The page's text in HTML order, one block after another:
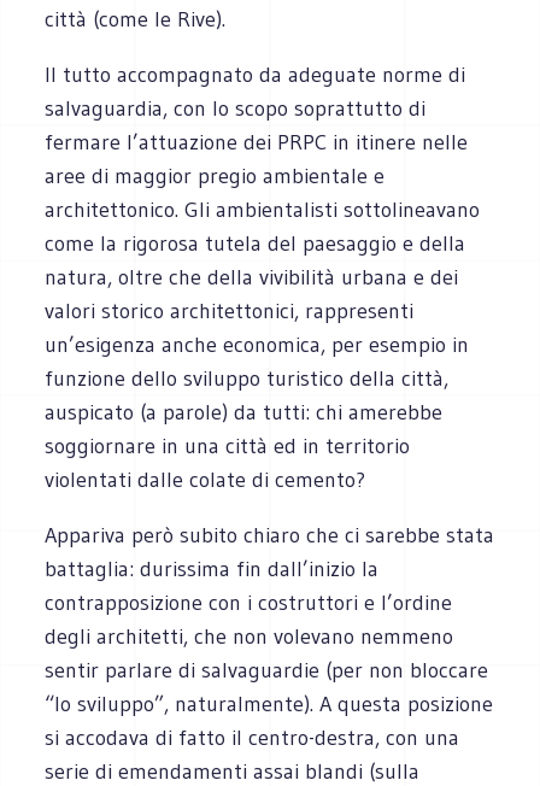
città (come le Rive).
Il tutto accompagnato da adeguate norme di
salvaguardia, con lo scopo soprattutto di
fermare l’attuazione dei PRPC in itinere nelle
aree di maggior pregio ambientale e
architettonico. Gli ambientalisti sottolineavano
come la rigorosa tutela del paesaggio e della
natura, oltre che della vivibilità urbana e dei
valori storico architettonici, rappresenti
un’esigenza anche economica, per esempio in
funzione dello sviluppo turistico della città,
auspicato (a parole) da tutti: chi amerebbe
soggiornare in una città ed in territorio
violentati dalle colate di cemento?
Appariva però subito chiaro che ci sarebbe stata
battaglia: durissima fin dall’inizio la
contrapposizione con i costruttori e l’ordine
degli architetti, che non volevano nemmeno
sentir parlare di salvaguardie (per non bloccare
“lo sviluppo”, naturalmente). A questa posizione
si accodava di fatto il centro-destra, con una
serie di emendamenti assai blandi (sulla